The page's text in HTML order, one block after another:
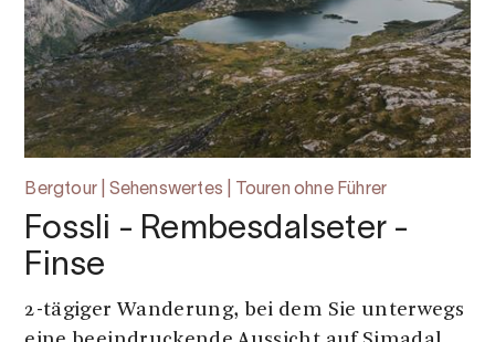
Bergtour | Sehenswertes | Touren ohne Führer
Fossli - Rembesdalseter -
Finse
2-tägiger Wanderung, bei dem Sie unterwegs